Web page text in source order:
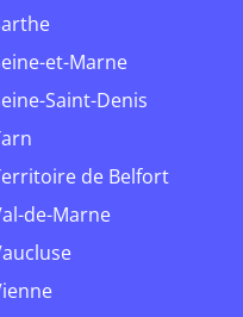
Sarthe
Seine-et-Marne
Seine-Saint-Denis
Tarn
Territoire de Belfort
Val-de-Marne
Vaucluse
Vienne